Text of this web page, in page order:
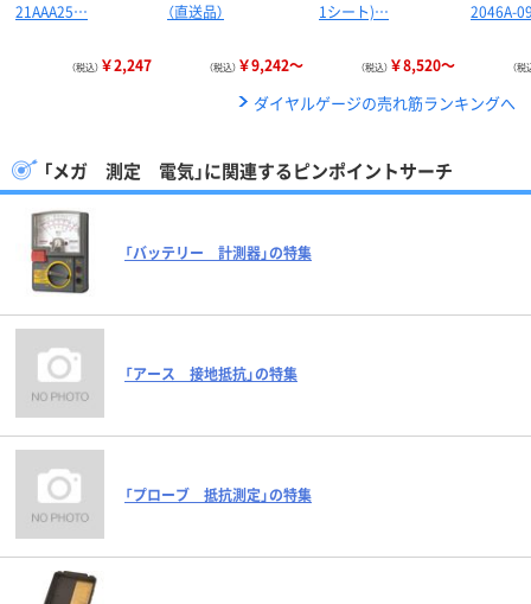
21AAA25…
（税込） ￥2,247
（直送品）
（税込） ￥9,242～
1シート)…
（税込） ￥8,520～
2046A-
（税
ダイヤルゲージの売れ筋ランキングへ
「メガ 測定 電気」に関連するピンポイントサーチ
「バッテリー 計測器」の特集
「アース 接地抵抗」の特集
「プローブ 抵抗測定」の特集